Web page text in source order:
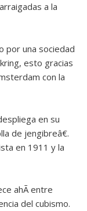
a la
por una sociedad
esto gracias
con la
en su
de jengibreâ€.
en 1911 y la
ahÃ­ entre
del cubismo.